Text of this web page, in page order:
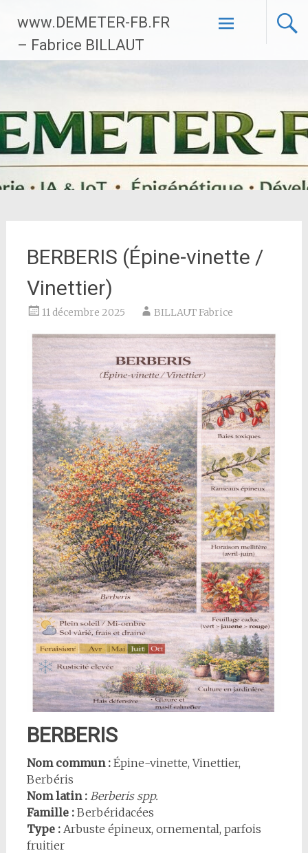
contenu
principal
www.DEMETER-FB.FR
– Fabrice BILLAUT
BERBERIS (Épine-vinette /
Vinettier)
11 décembre 2025 BILLAUT Fabrice
BERBERIS
Nom commun :Épine-vinette, Vinettier,
Berbéris
Nom latin : Berberis spp.
Famille :Berbéridacées
Type :Arbuste épineux, ornemental, parfois
fruitier